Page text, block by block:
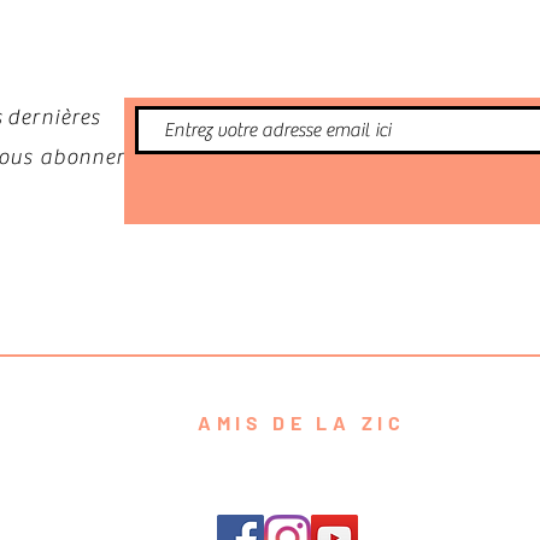
dernières
abonner
AMIS DE LA ZIC